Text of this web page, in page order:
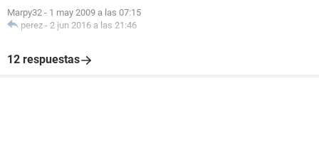
Marpy32 - 1 may 2009 a las 07:15
perez - 2 jun 2016 a las 21:46
12 respuestas